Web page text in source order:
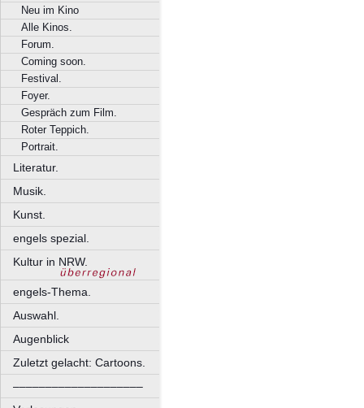
Neu im Kino
Alle Kinos.
Forum.
Coming soon.
Festival.
Foyer.
Gespräch zum Film.
Roter Teppich.
Portrait.
Literatur.
Musik.
Kunst.
engels spezial.
Kultur in NRW.
engels-Thema.
Auswahl.
Augenblick
Zuletzt gelacht: Cartoons.
––––––––––––––––––––